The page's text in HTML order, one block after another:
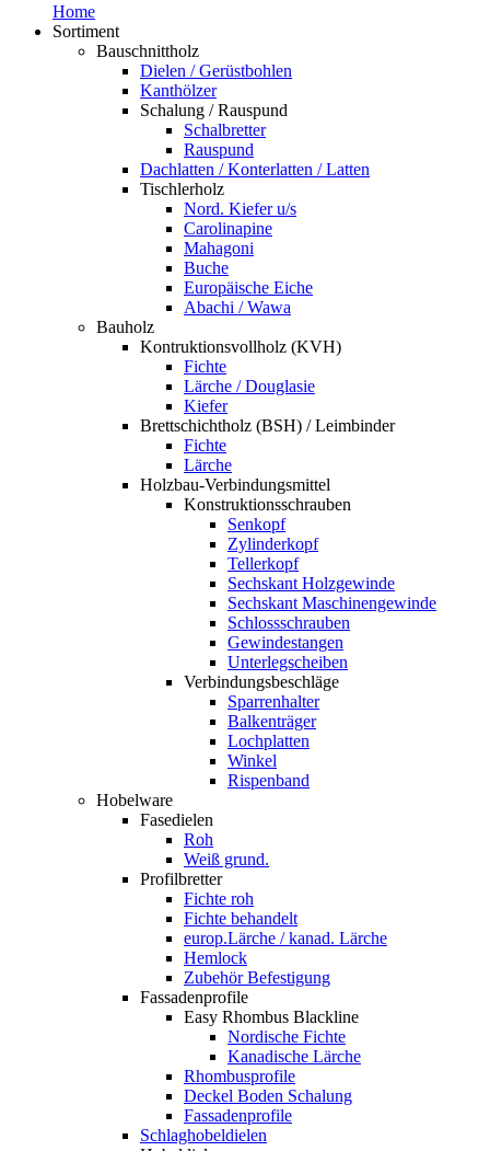
Home
Sortiment
Bauschnittholz
Dielen / Gerüstbohlen
Kanthölzer
Schalung / Rauspund
Schalbretter
Rauspund
Dachlatten / Konterlatten / Latten
Tischlerholz
Nord. Kiefer u/s
Carolinapine
Mahagoni
Buche
Europäische Eiche
Abachi / Wawa
Bauholz
Kontruktionsvollholz (KVH)
Fichte
Lärche / Douglasie
Kiefer
Brettschichtholz (BSH) / Leimbinder
Fichte
Lärche
Holzbau-Verbindungsmittel
Konstruktionsschrauben
Senkopf
Zylinderkopf
Tellerkopf
Sechskant Holzgewinde
Sechskant Maschinengewinde
Schlossschrauben
Gewindestangen
Unterlegscheiben
Verbindungsbeschläge
Sparrenhalter
Balkenträger
Lochplatten
Winkel
Rispenband
Hobelware
Fasedielen
Roh
Weiß grund.
Profilbretter
Fichte roh
Fichte behandelt
europ.Lärche / kanad. Lärche
Hemlock
Zubehör Befestigung
Fassadenprofile
Easy Rhombus Blackline
Nordische Fichte
Kanadische Lärche
Rhombusprofile
Deckel Boden Schalung
Fassadenprofile
Schlaghobeldielen